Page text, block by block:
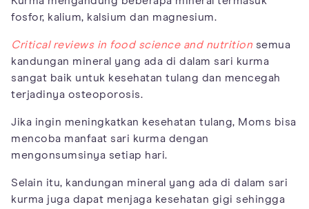
fosfor, kalium, kalsium dan magnesium.
Critical reviews in food science and nutrition semua
kandungan mineral yang ada di dalam sari kurma
sangat baik untuk kesehatan tulang dan mencegah
terjadinya osteoporosis.
Jika ingin meningkatkan kesehatan tulang, Moms bisa
mencoba manfaat sari kurma dengan
mengonsumsinya setiap hari.
Selain itu, kandungan mineral yang ada di dalam sari
kurma juga dapat menjaga kesehatan gigi sehingga